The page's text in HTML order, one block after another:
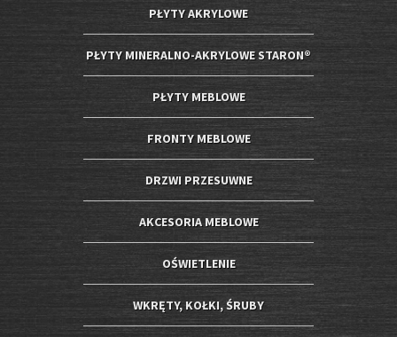
PŁYTY AKRYLOWE
PŁYTY MINERALNO-AKRYLOWE STARON®
PŁYTY MEBLOWE
FRONTY MEBLOWE
DRZWI PRZESUWNE
AKCESORIA MEBLOWE
OŚWIETLENIE
WKRĘTY, KOŁKI, ŚRUBY